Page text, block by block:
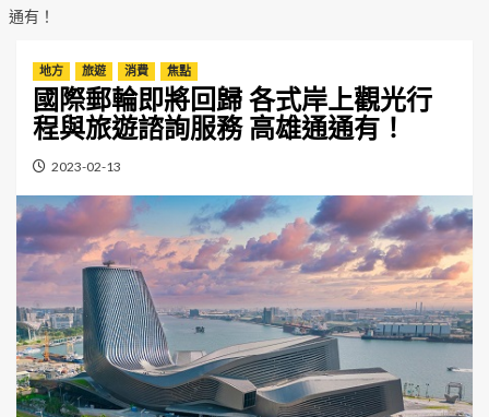
通有！
地方 旅遊 消費 焦點
國際郵輪即將回歸 各式岸上觀光行
程與旅遊諮詢服務 高雄通通有！
2023-02-13